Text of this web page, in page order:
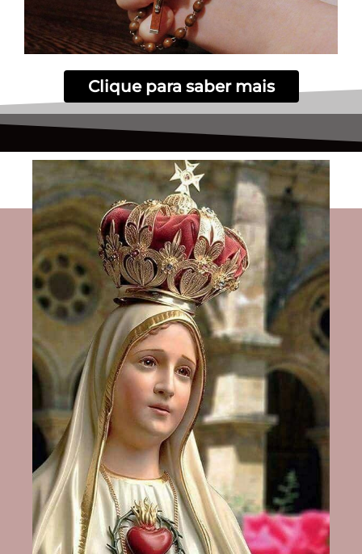
Clique para saber mais